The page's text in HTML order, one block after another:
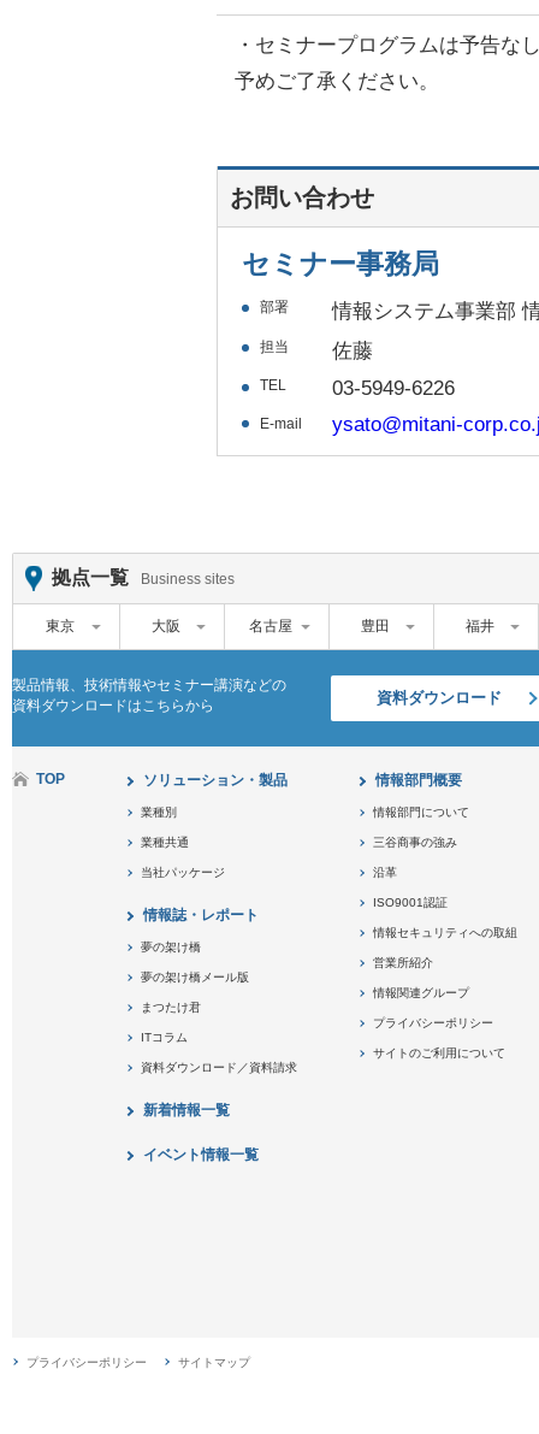
・ セミナープログラムは予告な
予めご了承ください。
お問い合わせ
セミナー事務局
部署 情報システム事業部
担当 佐藤
TEL 03-5949-6226
E-mail ysato@mitani-
拠点一覧 Business sites
東京 大阪 名古屋 豊田 福井
製品情報、技術情報やセミナー講演などの
資料ダウンロードはこちらから
資料ダウンロード
TOP ソリューション・製品
業種別
業種共通
当社パッケージ
情報誌・レポート
夢の架け橋
夢の架け橋メール版
まつたけ君
ITコラム
資料ダウンロード／資料請求
新着情報一覧
イベント情報一覧
情報部門概要
情報部門について
三谷商事の強み
沿革
ISO9001認証
情報セキュリティへの取組
営業所紹介
情報関連グループ
プライバシーポリシー
サイトのご利用について
プライバシーポリシー サイトマップ